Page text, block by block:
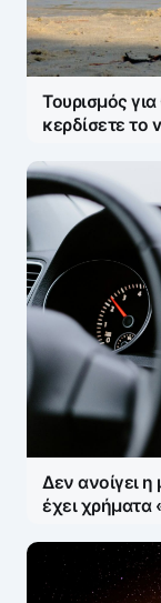
Τουρισμός
κερδίσετε
Δεν ανοίγει
έχει χρήματα